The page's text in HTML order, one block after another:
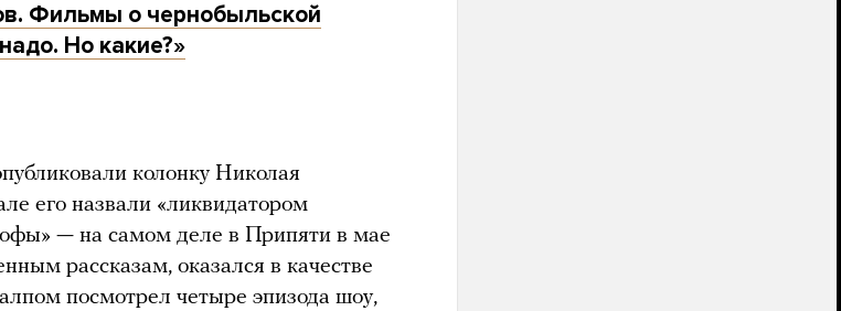
Фильмы о чернобыльской
Но какие?»
колонку Николая
его назвали «ликвидатором
— на самом деле в Припяти в мае
рассказам, оказался в качестве
посмотрел четыре эпизода шоу,